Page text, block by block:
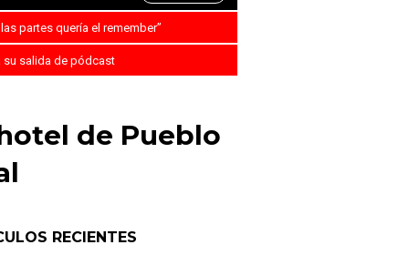
partes quería el remember”
su salida de pódcast
de Pueblo
RECIENTES